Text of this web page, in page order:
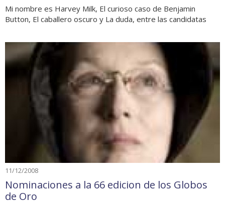
Mi nombre es Harvey Milk, El curioso caso de Benjamin
Button, El caballero oscuro y La duda, entre las candidatas
11/12/2008
Nominaciones a la 66 edicion de los Globos
de Oro